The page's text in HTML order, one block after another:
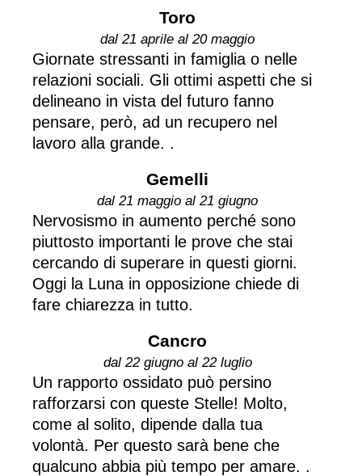
Toro
dal 21 aprile al 20 maggio
Giornate stressanti in famiglia o nelle
relazioni sociali. Gli ottimi aspetti che si
delineano in vista del futuro fanno
pensare, però, ad un recupero nel
lavoro alla grande. .
Gemelli
dal 21 maggio al 21 giugno
Nervosismo in aumento perché sono
piuttosto importanti le prove che stai
cercando di superare in questi giorni.
Oggi la Luna in opposizione chiede di
fare chiarezza in tutto.
Cancro
dal 22 giugno al 22 luglio
Un rapporto ossidato può persino
rafforzarsi con queste Stelle! Molto,
come al solito, dipende dalla tua
volontà. Per questo sarà bene che
qualcuno abbia più tempo per amare. .